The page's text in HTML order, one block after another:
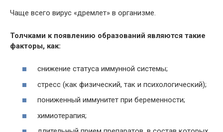
Чаще всего вирус «дремлет» в организме.
Толчками к появлению образований являются такие
факторы, как:
снижение статуса иммунной системы;
стресс (как физический, так и психологический);
пониженный иммунитет при беременности;
химиотерапия;